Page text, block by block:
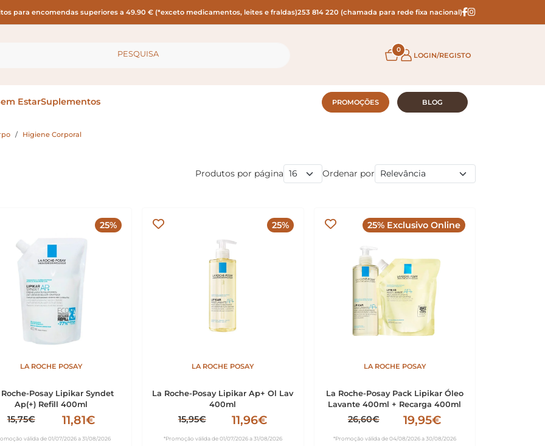
para encomendas superiores a 49.90 € (*exceto medicamentos, leites e fraldas)253 814 220 (chamada para rede fixa nacional)
PESQUISA 0
LOGIN/REGISTO
EstarSuplementos PROMOÇÕES BLOG
Higiene Corporal
Produtos por página Ordenar por
25%
LA ROCHE POSAY
Posay Lipikar Syndet
Ap(+) Refill 400ml
15,75€ 11,81€
válida de 01/07/2026 a 31/08/2026
25%
LA ROCHE POSAY
La Roche-Posay Lipikar Ap+ Ol Lav
400ml
15,95€ 11,96€
*Promoção válida de 01/07/2026 a 31/08/2026
25% Exclusivo Online
LA ROCHE POSAY
La Roche-Posay Pack Lipikar Óleo
Lavante 400ml + Recarga 400ml
26,60€ 19,95€
*Promoção válida de 04/08/2026 a 30/08/2026